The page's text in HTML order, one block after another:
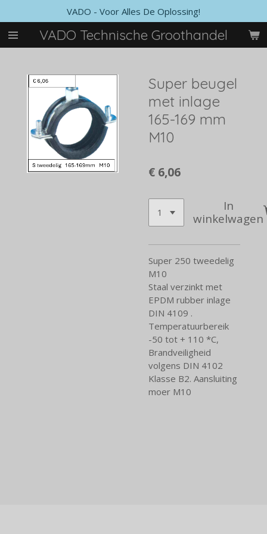
direct
naar
de
VADO Technische Groothandel
VADO - Voor Alles De Oplossing!
Super beugel
met inlage
165-169 mm
M10
€ 6,06
In
winkelwagen
Super 250 tweedelig
M10
Staal verzinkt met
EPDM rubber inlage
DIN 4109 .
Temperatuurbereik
-50 tot + 110 *C,
Brandveiligheid
volgens DIN 4102
Klasse B2. Aansluiting
moer M10